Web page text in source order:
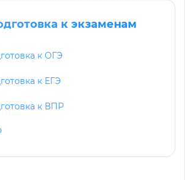
к экзаменам
к ОГЭ
к ЕГЭ
к ВПР